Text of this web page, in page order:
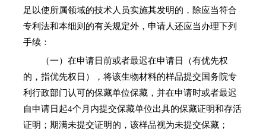
足以使所属领域的技术人员实施其发明的，除应当符合
专利法和本细则的有关规定外，申请人还应当办理下列
手续：
（一）在申请日前或者最迟在申请日（有优先权
的，指优先权日），将该生物材料的样品提交国务院专
利行政部门认可的保藏单位保藏，并在申请时或者最迟
自申请日起4个月内提交保藏单位出具的保藏证明和存活
证明；期满未提交证明的，该样品视为未提交保藏；